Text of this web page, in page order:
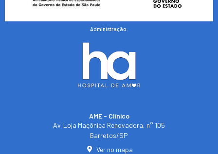
Administração:
AME - Clínico​
Av. Loja Maçônica Renovadora, n° 105
Barretos/SP​
Ver no mapa